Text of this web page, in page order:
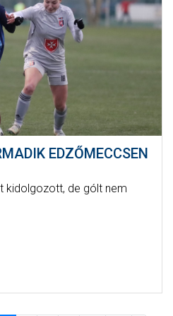
EDZŐMECCSEN
kidolgozott, de gólt nem